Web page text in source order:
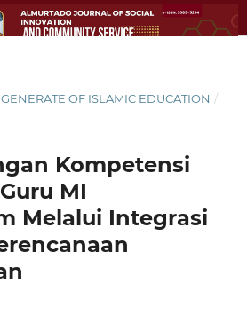
OF ISLAMIC EDUCATION /
Kompetensi
MI
Melalui Integrasi